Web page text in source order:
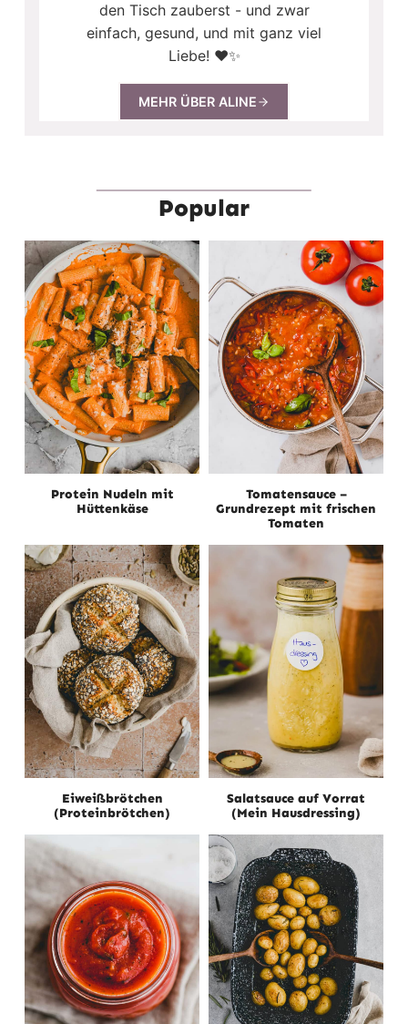
den Tisch zauberst - und zwar
einfach, gesund, und mit ganz viel
Liebe! ❤️✨
MEHR ÜBER ALINE
Popular
Protein Nudeln mit
Hüttenkäse
Tomatensauce –
Grundrezept mit frischen
Tomaten
Eiweißbrötchen
(Proteinbrötchen)
Salatsauce auf Vorrat
(Mein Hausdressing)